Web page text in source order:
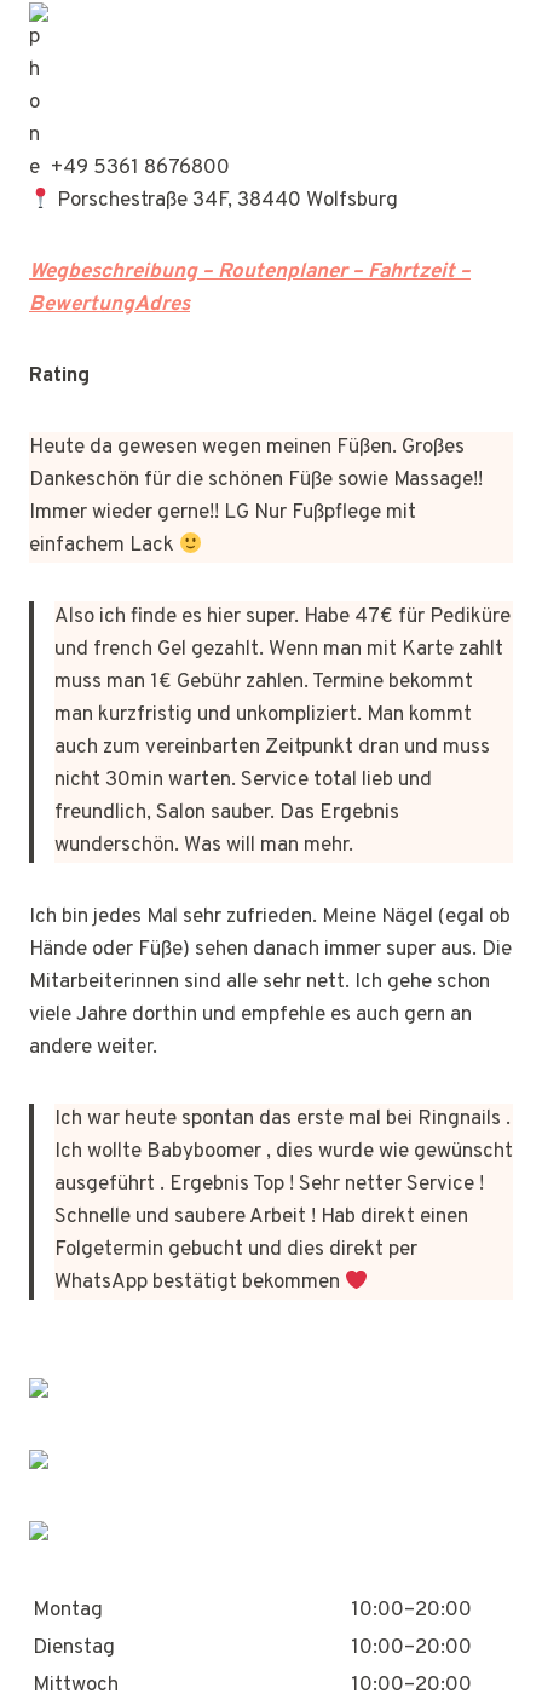
+49 5361 8676800
Porschestraße 34F, 38440 Wolfsburg
Wegbeschreibung – Routenplaner – Fahrtzeit –
BewertungAdres
Rating
Heute da gewesen wegen meinen Füßen. Großes
Dankeschön für die schönen Füße sowie Massage!!
Immer wieder gerne!! LG Nur Fußpflege mit
einfachem Lack
Also ich finde es hier super. Habe 47€ für Pediküre
und french Gel gezahlt. Wenn man mit Karte zahlt
muss man 1€ Gebühr zahlen. Termine bekommt
man kurzfristig und unkompliziert. Man kommt
auch zum vereinbarten Zeitpunkt dran und muss
nicht 30min warten. Service total lieb und
freundlich, Salon sauber. Das Ergebnis
wunderschön. Was will man mehr.
Ich bin jedes Mal sehr zufrieden. Meine Nägel (egal ob
Hände oder Füße) sehen danach immer super aus. Die
Mitarbeiterinnen sind alle sehr nett. Ich gehe schon
viele Jahre dorthin und empfehle es auch gern an
andere weiter.
Ich war heute spontan das erste mal bei Ringnails .
Ich wollte Babyboomer , dies wurde wie gewünscht
ausgeführt . Ergebnis Top ! Sehr netter Service !
Schnelle und saubere Arbeit ! Hab direkt einen
Folgetermin gebucht und dies direkt per
WhatsApp bestätigt bekommen
Montag
10:00–20:00
Dienstag
10:00–20:00
Mittwoch
10:00–20:00